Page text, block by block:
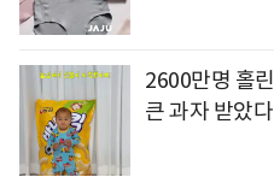
2600만명 홀
큰 과자 받았다